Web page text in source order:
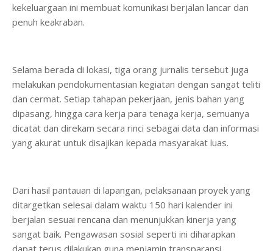
kekeluargaan ini membuat komunikasi berjalan lancar dan
penuh keakraban.
Selama berada di lokasi, tiga orang jurnalis tersebut juga
melakukan pendokumentasian kegiatan dengan sangat teliti
dan cermat. Setiap tahapan pekerjaan, jenis bahan yang
dipasang, hingga cara kerja para tenaga kerja, semuanya
dicatat dan direkam secara rinci sebagai data dan informasi
yang akurat untuk disajikan kepada masyarakat luas.
Dari hasil pantauan di lapangan, pelaksanaan proyek yang
ditargetkan selesai dalam waktu 150 hari kalender ini
berjalan sesuai rencana dan menunjukkan kinerja yang
sangat baik. Pengawasan sosial seperti ini diharapkan